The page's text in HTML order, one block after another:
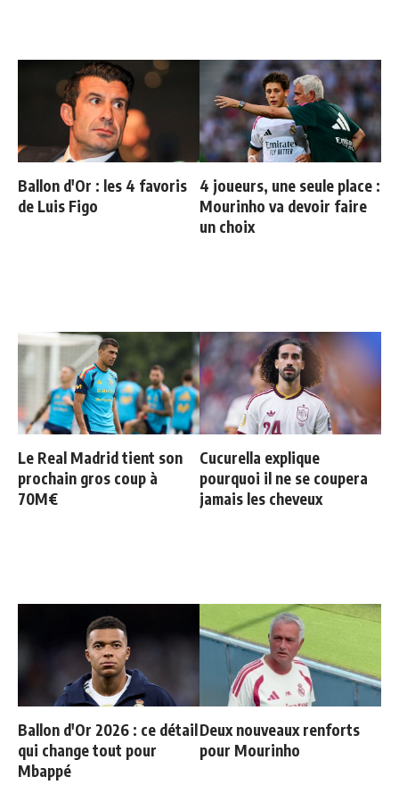
Ballon d'Or : les 4 favoris
de Luis Figo
4 joueurs, une seule place :
Mourinho va devoir faire
un choix
Le Real Madrid tient son
prochain gros coup à
70M€
Cucurella explique
pourquoi il ne se coupera
jamais les cheveux
Ballon d'Or 2026 : ce détail
qui change tout pour
Mbappé
Deux nouveaux renforts
pour Mourinho